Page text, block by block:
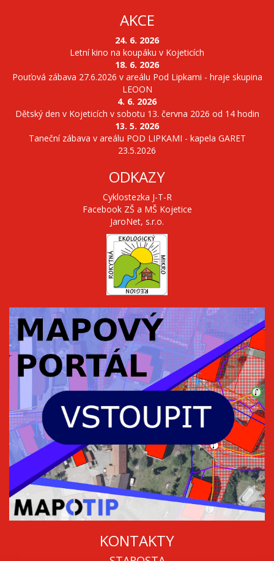
AKCE
24. 6. 2026
Letní kino na koupáku v Kojeticích
18. 6. 2026
Pouťová zábava 27.6.2026 v areálu Pod Lipkami - hraje skupina
LEOON
4. 6. 2026
Dětský den v Kojeticích v sobotu 13. června 2026 od 14 hodin
13. 5. 2026
Taneční zábava v areálu POD LIPKAMI - kapela GARET
23.5.2026
ODKAZY
Cyklostezka J-T-R
Facebook ZŠ a MŠ Kojetice
JaroNet, s.r.o.
KONTAKTY